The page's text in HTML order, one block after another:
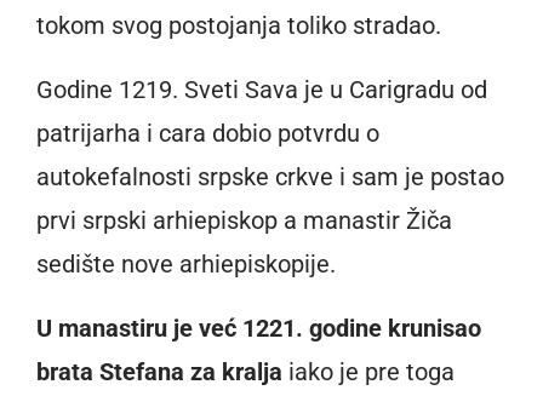
tokom svog postojanja toliko stradao.
Godine 1219. Sveti Sava je u Carigradu od
patrijarha i cara dobio potvrdu o
autokefalnosti srpske crkve i sam je postao
prvi srpski arhiepiskop a manastir Žiča
sedište nove arhiepiskopije.
U manastiru je već 1221. godine krunisao
brata Stefana za kralja iako je pre toga